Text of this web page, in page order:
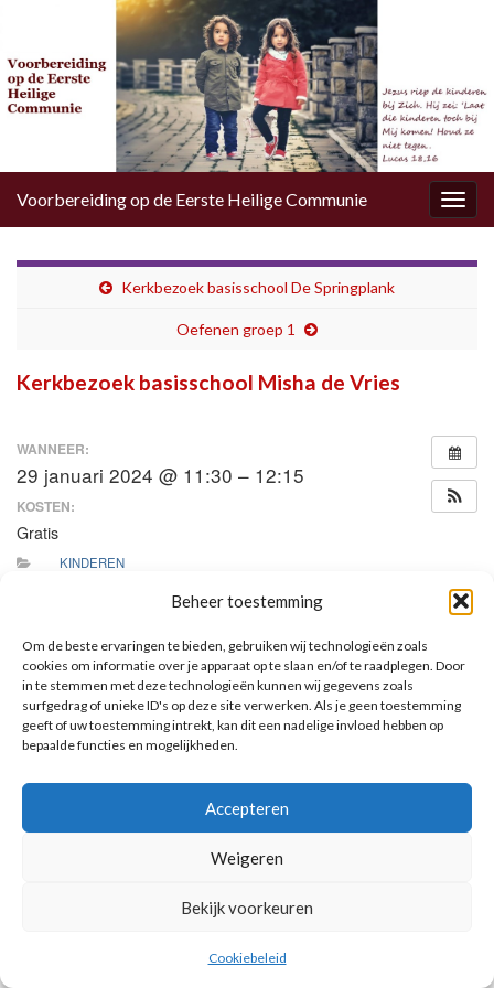
Beheer toestemming
Om de beste ervaringen te bieden, gebruiken wij technologieën zoals
cookies om informatie over je apparaat op te slaan en/of te raadplegen. Door
in te stemmen met deze technologieën kunnen wij gegevens zoals
surfgedrag of unieke ID's op deze site verwerken. Als je geen toestemming
geeft of uw toestemming intrekt, kan dit een nadelige invloed hebben op
bepaalde functies en mogelijkheden.
Accepteren
Weigeren
Bekijk voorkeuren
Cookiebeleid
Voorbereiding op de Eerste Heilige Communie
Kerkbezoek basisschool De Springplank
Oefenen groep 1
Kerkbezoek basisschool Misha de Vries
WANNEER:
29 januari 2024 @ 11:30 – 12:15
KOSTEN:
Gratis
KINDEREN
Groep 4 van Mischa de Vries basisschool is uitgenodigd om
werkgroep is er een educatieve speurtocht door de kerk.
AANKOMENDE ACTIVITEITEN
Toon kalender